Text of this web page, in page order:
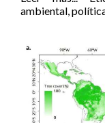
ambiental,